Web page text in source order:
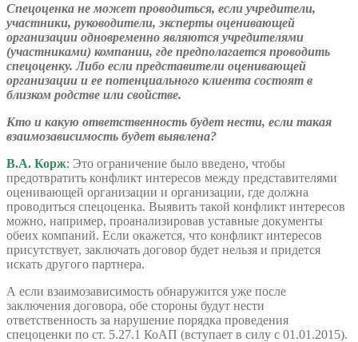
Спецоценка не может проводиться, если учредители,
участники, руководители, эксперты оценивающей
организации одновременно являются учредителями
(участниками) компании, где предполагается проводить
спецоценку. Либо если представители оценивающей
организации и ее потенциального клиента состоят в
близком родстве или свойстве.
Кто и какую ответственность будет нести, если такая
взаимозависимость будет выявлена?
В.А. Корж: Это ограничение было введено, чтобы
предотвратить конфликт интересов между представителями
оценивающей организации и организации, где должна
проводиться спецоценка. Выявить такой конфликт интересов
можно, например, проанализировав уставные документы
обеих компаний. Если окажется, что конфликт интересов
присутствует, заключать договор будет нельзя и придется
искать другого партнера.
А если взаимозависимость обнаружится уже после
заключения договора, обе стороны будут нести
ответственность за нарушение порядка проведения
спецоценки по ст. 5.27.1 КоАП (вступает в силу с 01.01.2015).